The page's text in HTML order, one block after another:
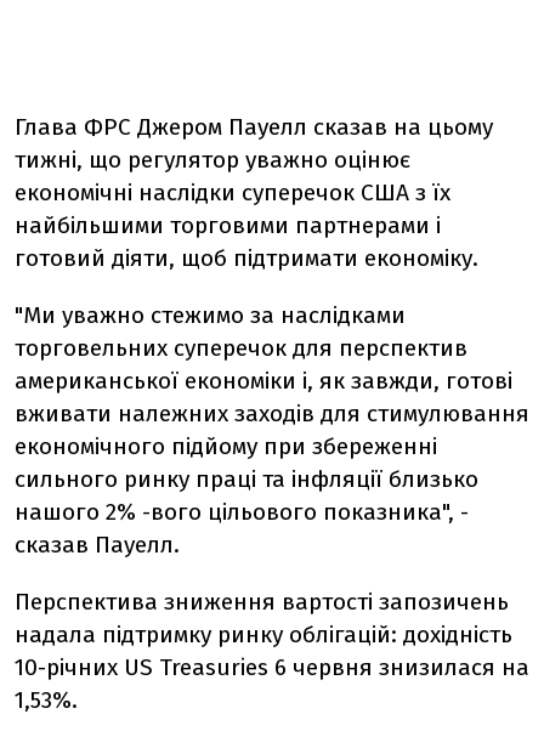
Глава ФРС Джером Пауелл сказав на цьому
тижні, що регулятор уважно оцінює
економічні наслідки суперечок США з їх
найбільшими торговими партнерами і
готовий діяти, щоб підтримати економіку.
"Ми уважно стежимо за наслідками
торговельних суперечок для перспектив
американської економіки і, як завжди, готові
вживати належних заходів для стимулювання
економічного підйому при збереженні
сильного ринку праці та інфляції близько
нашого 2% -вого цільового показника", -
сказав Пауелл.
Перспектива зниження вартості запозичень
надала підтримку ринку облігацій: дохідність
10-річних US Treasuries 6 червня знизилася на
1,53%.